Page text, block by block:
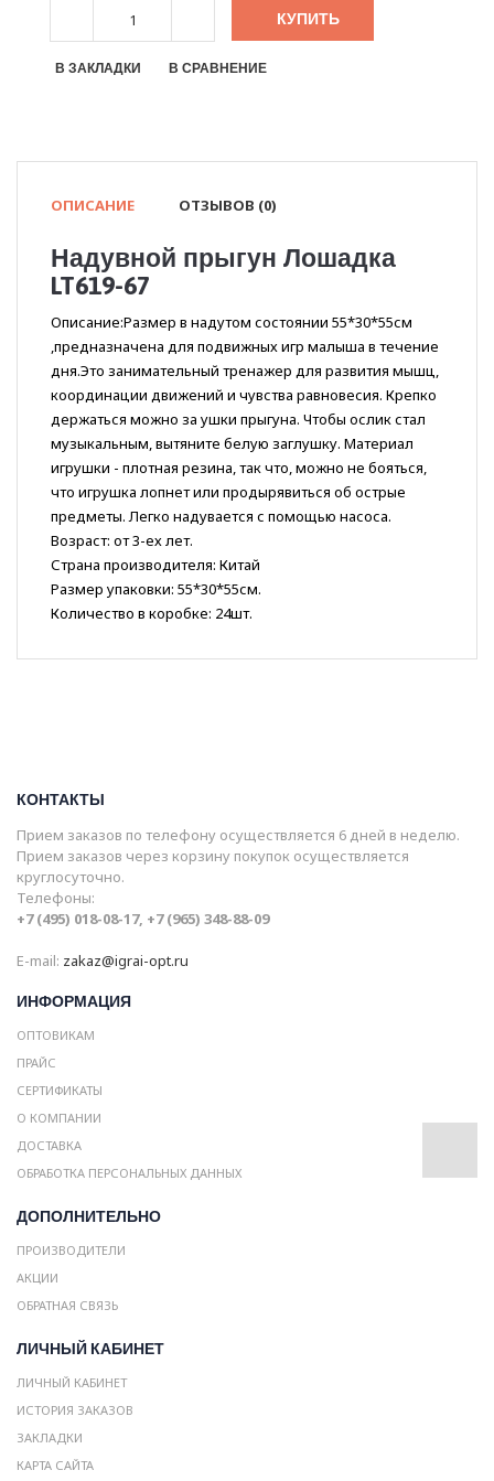
КУПИТЬ
В ЗАКЛАДКИ В СРАВНЕНИЕ
ОПИСАНИЕ ОТЗЫВОВ (0)
Надувной прыгун Лошадка
LT619-67
Описание:Размер в надутом состоянии 55*30*55см
,предназначена для подвижных игр малыша в течение
дня.Это занимательный тренажер для развития мышц,
координации движений и чувства равновесия. Крепко
держаться можно за ушки прыгуна. Чтобы ослик стал
музыкальным, вытяните белую заглушку. Материал
игрушки - плотная резина, так что, можно не бояться,
что игрушка лопнет или продырявиться об острые
предметы. Легко надувается с помощью насоса.
Возраст: от 3-ех лет.
Страна производителя: Китай
Размер упаковки: 55*30*55см.
Количество в коробке: 24шт.
КОНТАКТЫ
Прием заказов по телефону осуществляется 6 дней в неделю.
Прием заказов через корзину покупок осуществляется
круглосуточно.
Телефоны:
+7 (495) 018-08-17, +7 (965) 348-88-09
E-mail: zakaz@igrai-opt.ru
ИНФОРМАЦИЯ
ОПТОВИКАМ
ПРАЙС
СЕРТИФИКАТЫ
О КОМПАНИИ
ДОСТАВКА
ОБРАБОТКА ПЕРСОНАЛЬНЫХ ДАННЫХ
ДОПОЛНИТЕЛЬНО
ПРОИЗВОДИТЕЛИ
АКЦИИ
ОБРАТНАЯ СВЯЗЬ
ЛИЧНЫЙ КАБИНЕТ
ЛИЧНЫЙ КАБИНЕТ
ИСТОРИЯ ЗАКАЗОВ
ЗАКЛАДКИ
КАРТА САЙТА